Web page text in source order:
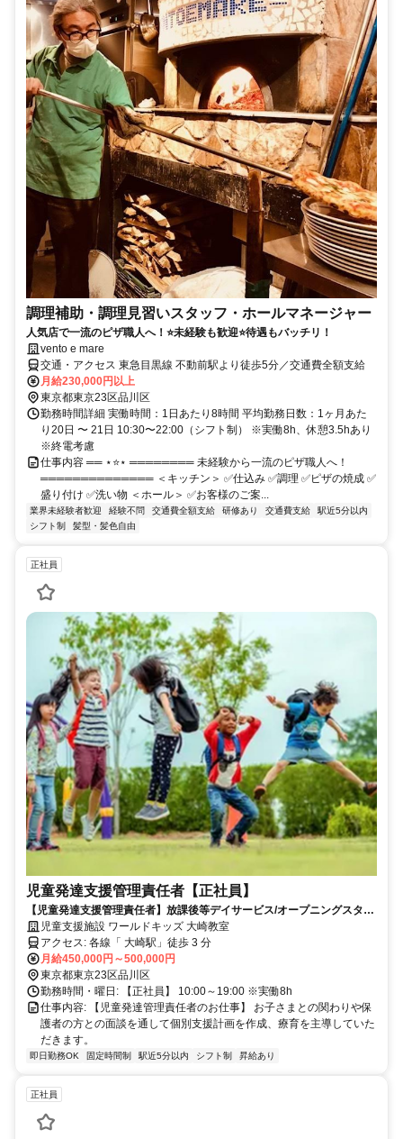
調理補助・調理見習いスタッフ・ホールマネージャー
人気店で一流のピザ職人へ！⭐未経験も歓迎⭐待遇もバッチリ！
vento e mare
交通・アクセス 東急目黒線 不動前駅より徒歩5分／交通費全額支給
月給230,000円以上
東京都東京23区品川区
勤務時間詳細 実働時間：1日あたり8時間 平均勤務日数：1ヶ月あた
り20日 〜 21日 10:30〜22:00（シフト制） ※実働8h、休憩3.5hあり
※終電考慮
仕事内容 ══ ⋆⭐⋆ ════════ 未経験から一流のピザ職人へ！
══════════════ ＜キッチン＞ ✅仕込み ✅調理 ✅ピザの焼成 ✅
盛り付け ✅洗い物 ＜ホール＞ ✅お客様のご案...
業界未経験者歓迎 経験不問 交通費全額支給 研修あり 交通費支給
駅近5分以内
シフト制
髪型・髪色自由
正社員
児童発達支援管理責任者【正社員】
【児童発達支援管理責任者】放課後等デイサービス/オープニングスタッ
フ/経験者歓迎
児童支援施設 ワールドキッズ 大崎教室
アクセス: 各線「 大崎駅」徒歩 3 分
月給450,000円～500,000円
東京都東京23区品川区
勤務時間・曜日: 【正社員】 10:00～19:00 ※実働8h
仕事内容: 【児童発達管理責任者のお仕事】 お子さまとの関わりや保
護者の方との面談を通して個別支援計画を作成、療育を主導していた
だきます。
即日勤務OK 固定時間制 駅近5分以内 シフト制 昇給あり
正社員